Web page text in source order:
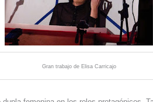
Gran trabajo de Elisa Carricajo